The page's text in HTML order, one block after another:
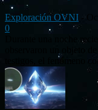
Exploración OVNI
0
Durante una noche
observaron un objeto
testigos, el fenómeno